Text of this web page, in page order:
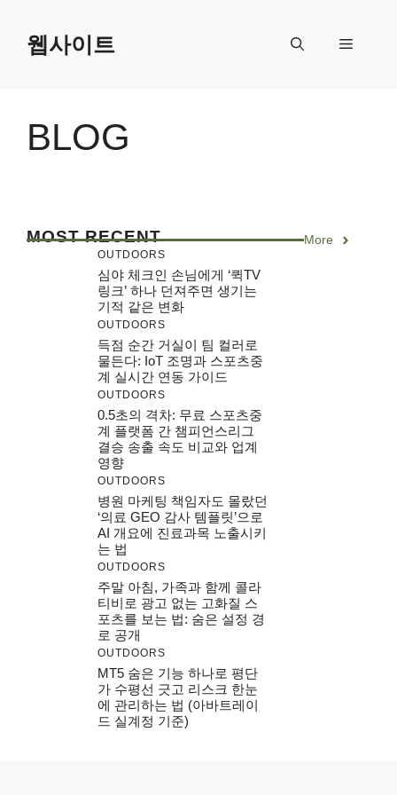
content웹사이트 Menu
BLOG
MOST RECENT More
OUTDOORS
심야 체크인 손님에게 ‘퀵TV
링크’ 하나 던져주면 생기는
기적 같은 변화
OUTDOORS
득점 순간 거실이 팀 컬러로
물든다: IoT 조명과 스포츠중
계 실시간 연동 가이드
OUTDOORS
0.5초의 격차: 무료 스포츠중
계 플랫폼 간 챔피언스리그
결승 송출 속도 비교와 업계
영향
OUTDOORS
병원 마케팅 책임자도 몰랐던
‘의료 GEO 감사 템플릿’으로
AI 개요에 진료과목 노출시키
는 법
OUTDOORS
주말 아침, 가족과 함께 콜라
티비로 광고 없는 고화질 스
포츠를 보는 법: 숨은 설정 경
로 공개
OUTDOORS
MT5 숨은 기능 하나로 평단
가 수평선 긋고 리스크 한눈
에 관리하는 법 (아바트레이
드 실계정 기준)